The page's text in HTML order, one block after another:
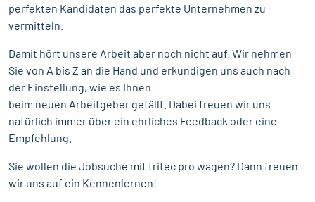
perfekten Kandidaten das perfekte Unternehmen zu
vermitteln.
Damit hört unsere Arbeit aber noch nicht auf. Wir nehmen
Sie von A bis Z an die Hand und erkundigen uns auch nach
der Einstellung, wie es Ihnen
beim neuen Arbeitgeber gefällt. Dabei freuen wir uns
natürlich immer über ein ehrliches Feedback oder eine
Empfehlung.
Sie wollen die Jobsuche mit tritec pro wagen? Dann freuen
wir uns auf ein Kennenlernen!